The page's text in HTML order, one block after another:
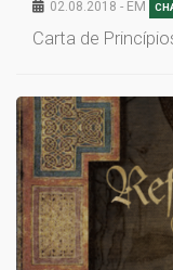
02.08.2018 - EM
Carta de